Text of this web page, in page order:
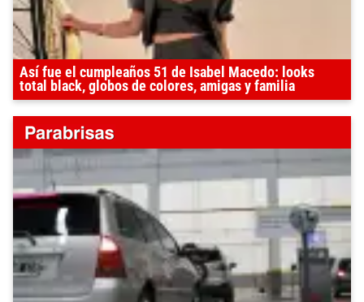
Así fue el cumpleaños 51 de Isabel Macedo: looks
total black, globos de colores, amigas y familia